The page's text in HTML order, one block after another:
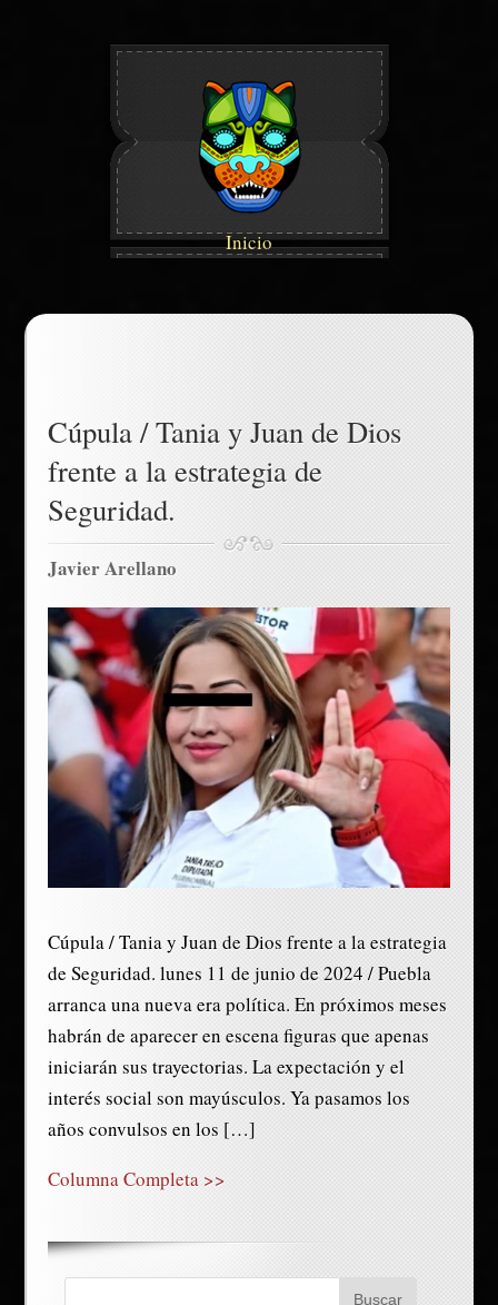
Inicio
Cúpula / Tania y Juan de Dios
frente a la estrategia de
Seguridad.
Javier Arellano
Cúpula / Tania y Juan de Dios frente a la estrategia
de Seguridad. lunes 11 de junio de 2024 / Puebla
arranca una nueva era política. En próximos meses
habrán de aparecer en escena figuras que apenas
iniciarán sus trayectorias. La expectación y el
interés social son mayúsculos. Ya pasamos los
años convulsos en los […]
Columna Completa >>